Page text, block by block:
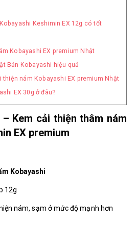
Keshimin EX 12g có tốt
Kobayashi EX premium Nhật
Bản Kobayashi hiệu quả
thiện nám Kobayashi EX premium Nhật
EX 30g ở đâu?
Kem cải thiện thâm nám
EX premium
Kobayashi
12g
nám, sạm ở mức độ mạnh hơn